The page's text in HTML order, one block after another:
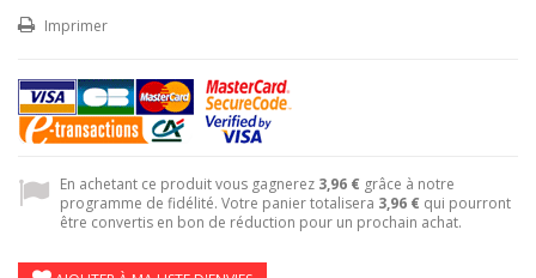
Imprimer
En achetant ce produit vous gagnerez 3,96 € grâce à notre
programme de fidélité. Votre panier totalisera 3,96 € qui pourront
être convertis en bon de réduction pour un prochain achat.